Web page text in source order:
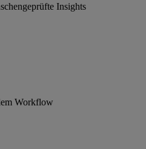
Insights
Workflow